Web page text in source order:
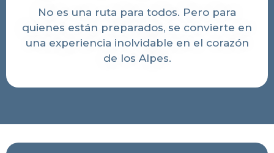
No es una ruta para todos. Pero para
quienes están preparados, se convierte en
una experiencia inolvidable en el corazón
de los Alpes.